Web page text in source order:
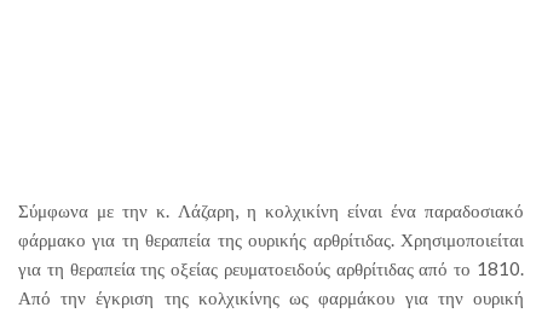
Σύμφωνα με την κ. Λάζαρη, η κολχικίνη είναι ένα παραδοσιακό
φάρμακο για τη θεραπεία της ουρικής αρθρίτιδας. Χρησιμοποιείται
για τη θεραπεία της οξείας ρευματοειδούς αρθρίτιδας από το 1810.
Από την έγκριση της κολχικίνης ως φαρμάκου για την ουρική